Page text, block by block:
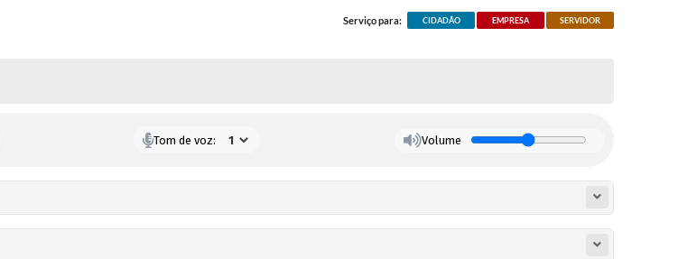
Serviço para: CIDADÃO EMPRESA SERVIDOR
Tom de voz: Volume